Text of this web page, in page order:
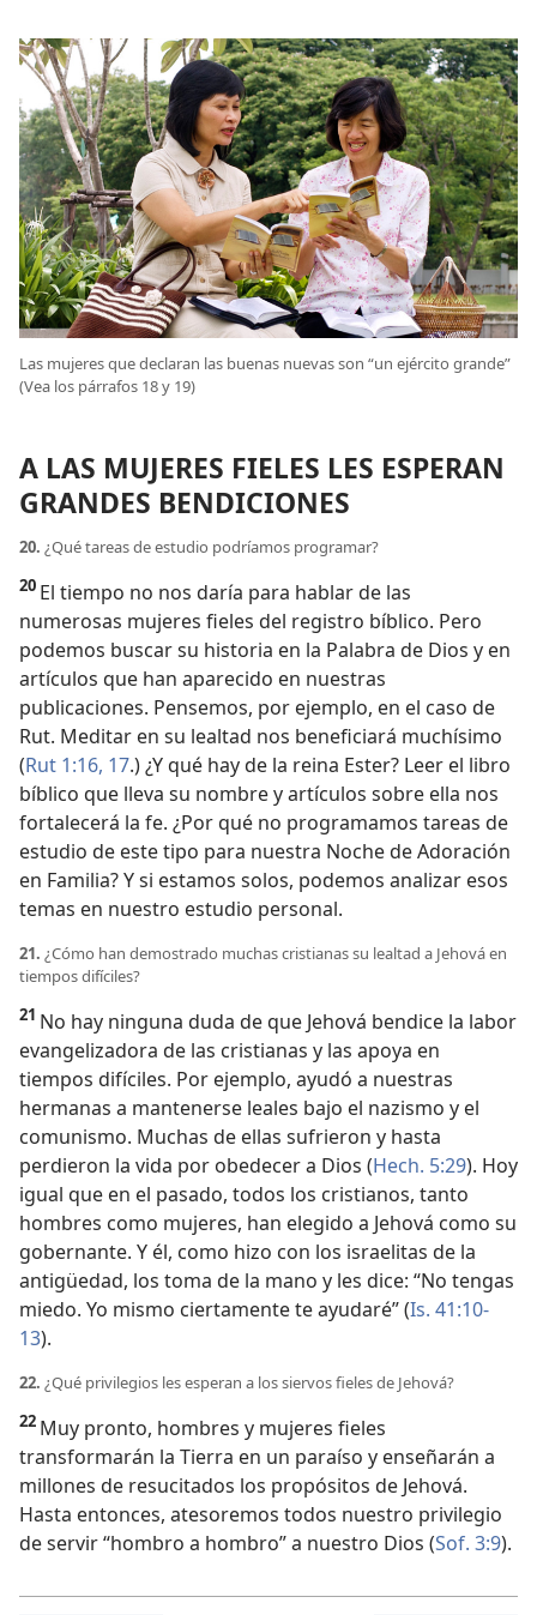
Las mujeres que declaran las buenas nuevas son “un ejército grande”
(Vea los párrafos 18 y 19)
A LAS MUJERES FIELES LES ESPERAN
GRANDES BENDICIONES
20. ¿Qué tareas de estudio podríamos programar?
20 El tiempo no nos daría para hablar de las
numerosas mujeres fieles del registro bíblico. Pero
podemos buscar su historia en la Palabra de Dios y en
artículos que han aparecido en nuestras
publicaciones. Pensemos, por ejemplo, en el caso de
Rut. Meditar en su lealtad nos beneficiará muchísimo
(Rut 1:16, 17.) ¿Y qué hay de la reina Ester? Leer el libro
bíblico que lleva su nombre y artículos sobre ella nos
fortalecerá la fe. ¿Por qué no programamos tareas de
estudio de este tipo para nuestra Noche de Adoración
en Familia? Y si estamos solos, podemos analizar esos
temas en nuestro estudio personal.
21. ¿Cómo han demostrado muchas cristianas su lealtad a Jehová en
tiempos difíciles?
21 No hay ninguna duda de que Jehová bendice la labor
evangelizadora de las cristianas y las apoya en
tiempos difíciles. Por ejemplo, ayudó a nuestras
hermanas a mantenerse leales bajo el nazismo y el
comunismo. Muchas de ellas sufrieron y hasta
perdieron la vida por obedecer a Dios (Hech. 5:29). Hoy
igual que en el pasado, todos los cristianos, tanto
hombres como mujeres, han elegido a Jehová como su
gobernante. Y él, como hizo con los israelitas de la
antigüedad, los toma de la mano y les dice: “No tengas
miedo. Yo mismo ciertamente te ayudaré” (Is. 41:10-
13).
22. ¿Qué privilegios les esperan a los siervos fieles de Jehová?
22 Muy pronto, hombres y mujeres fieles
transformarán la Tierra en un paraíso y enseñarán a
millones de resucitados los propósitos de Jehová.
Hasta entonces, atesoremos todos nuestro privilegio
de servir “hombro a hombro” a nuestro Dios (Sof. 3:9).